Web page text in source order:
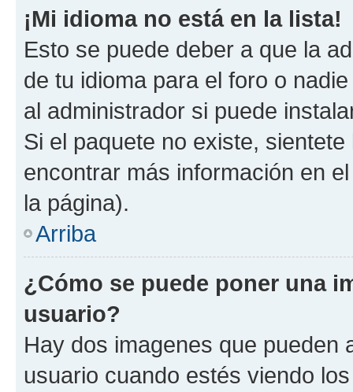
¡Mi idioma no está en la lista!
Esto se puede deber a que la
de tu idioma para el foro o
al administrador si puede
Si el paquete no existe,
encontrar más información en
la página).
Arriba
¿Cómo se puede poner una
usuario?
Hay dos imagenes que pueden
usuario cuando estés viendo